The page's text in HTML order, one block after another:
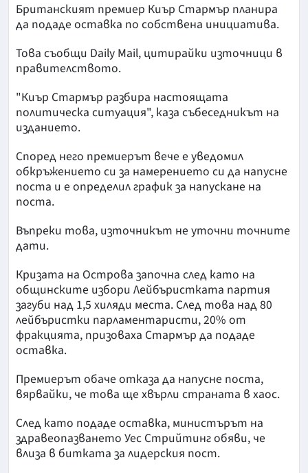
Британският премиер Киър Стармър планира
да подаде оставка по собствена инициатива.
Това съобщи Daily Mail, цитирайки източници в
правителството.
"Киър Стармър разбира настоящата
политическа ситуация", каза събеседникът на
изданието.
Според него премиерът вече е уведомил
обкръжението си за намерението си да напусне
поста и е определил график за напускане на
поста.
Въпреки това, източникът не уточни точните
дати.
Кризата на Острова започна след като на
общинските избори Лейбъристката партия
загуби над 1,5 хиляди места. След това над 80
лейбъристки парламентаристи, 20% от
фракцията, призоваха Стармър да подаде
оставка.
Премиерът обаче отказа да напусне поста,
вярвайки, че това ще хвърли страната в хаос.
След като подаде оставка, министърът на
здравеопазването Уес Стрийтинг обяви, че
влиза в битката за лидерския пост.